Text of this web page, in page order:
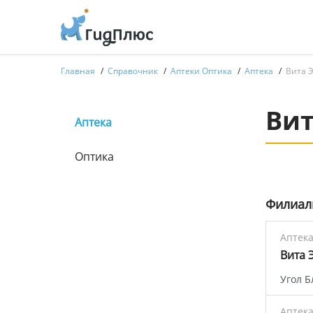
Главная Справочник Аптеки Оптика Аптека Вита
Аптека
Оптика
Аптека
Вита
Угол